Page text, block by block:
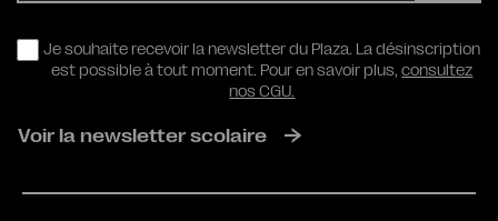
RGPD
Je souhaite recevoir la newsletter du Plaza. La désinscription
est possible à tout moment. Pour en savoir plus,consultez
nos CGU.
Voir la newsletter scolaire